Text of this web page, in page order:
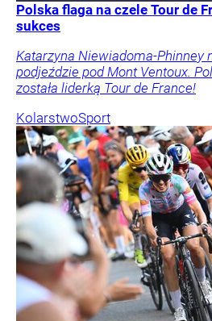
Polska flaga na czele Tour de
sukces
Katarzyna Niewiadoma-Phinney
podjeździe pod Mont Ventoux.
została liderką Tour de France!
KolarstwoSport